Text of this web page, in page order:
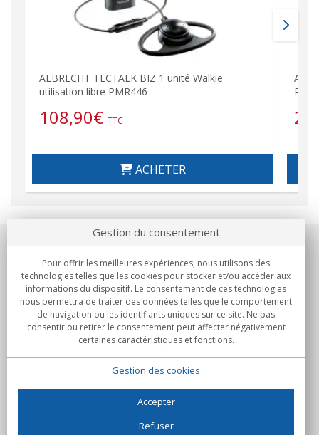
ALBRECHT TECTALK BIZ 1 unité Walkie
utilisation libre PMR446
108,90€ TTC
ACHETER
Notre société
Engagements
Achats
Gestion du consentement
Pour offrir les meilleures expériences, nous utilisons des
technologies telles que les cookies pour stocker et/ou accéder aux
informations du dispositif. Le consentement de ces technologies
nous permettra de traiter des données telles que le comportement
de navigation ou les identifiants uniques sur ce site. Ne pas
consentir ou retirer le consentement peut affecter négativement
certaines caractéristiques et fonctions.
Gestion des cookies
Accepter
Refuser